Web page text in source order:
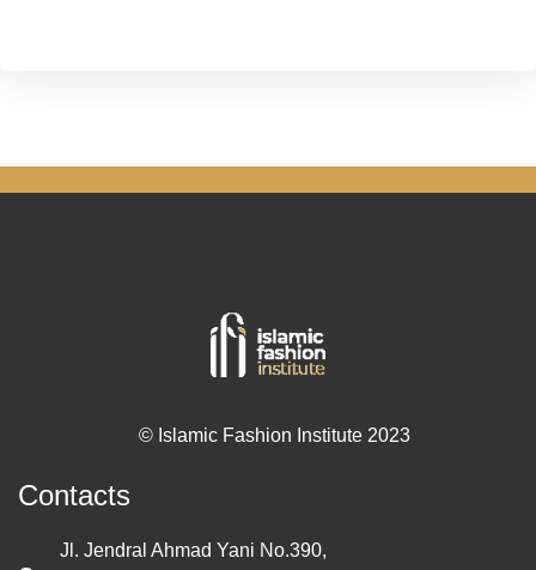
© Islamic Fashion Institute 2023
Contacts
Jl. Jendral Ahmad Yani No.390,